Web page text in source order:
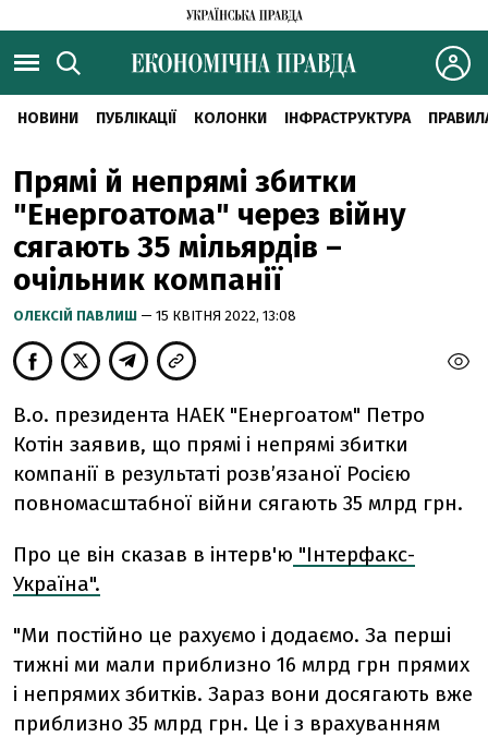
НОВИНИ ПУБЛІКАЦІЇ КОЛОНКИ ІНФРАСТРУКТУРА
Прямі й непрямі збитки
"Енергоатома" через війну
сягають 35 мільярдів –
очільник компанії
ОЛЕКСІЙ ПАВЛИШ — 15 КВІТНЯ 2022, 13:08
В.о. президента НАЕК "Енергоатом" Петро
Котін заявив, що прямі і непрямі збитки
компанії в результаті розв’язаної Росією
повномасштабної війни сягають 35 млрд грн.
Про це він сказав в інтерв'ю "Інтерфакс-
Україна".
"Ми постійно це рахуємо і додаємо. За перші
тижні ми мали приблизно 16 млрд грн прямих
і непрямих збитків. Зараз вони досягають вже
приблизно 35 млрд грн. Це і з врахуванням